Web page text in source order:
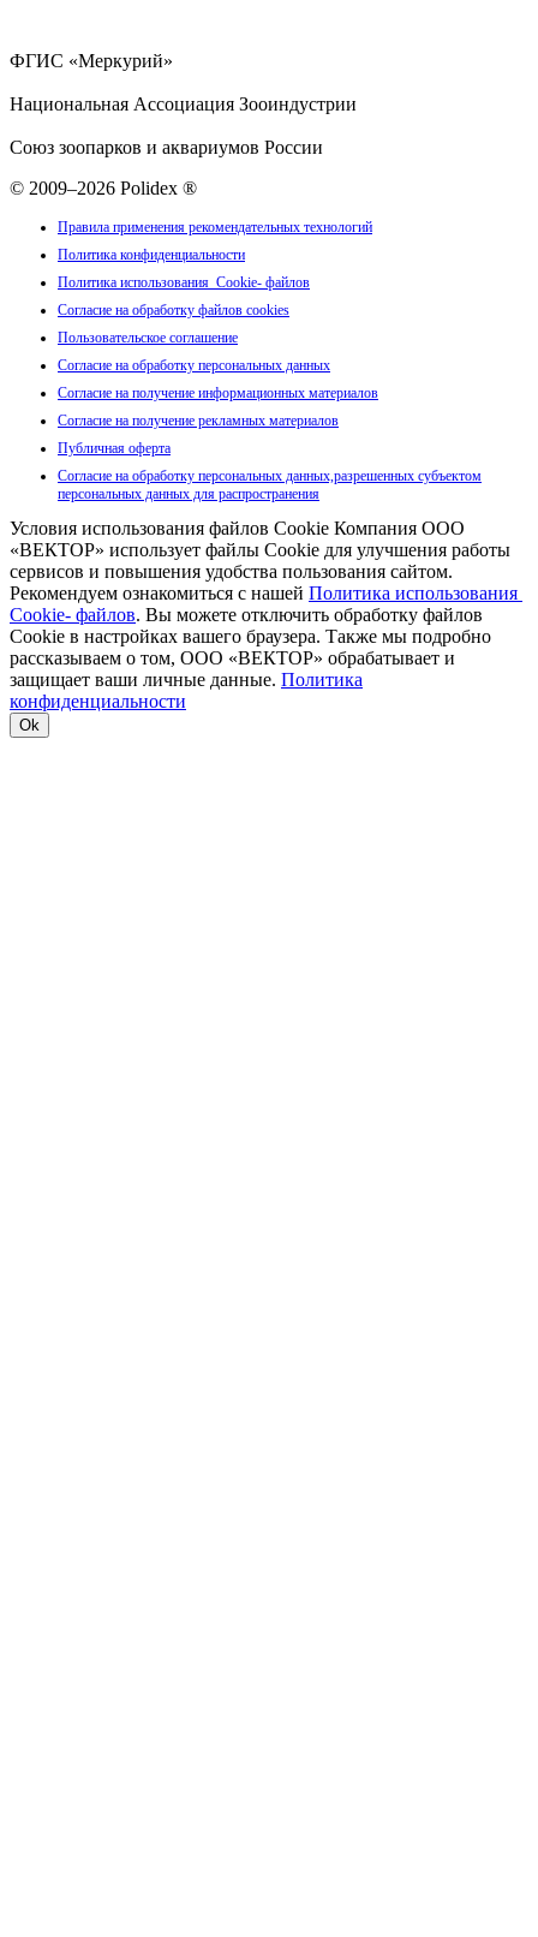
ФГИС «Меркурий»
Национальная Ассоциация Зооиндустрии
Союз зоопарков и аквариумов России
© 2009–2026 Polidex ®
Правила применения рекомендательных технологий
Политика конфиденциальности
Политика использования Cookie- файлов
Согласие на обработку файлов cookies
Пользовательское соглашение
Согласие на обработку персональных данных
Согласие на получение информационных материалов
Согласие на получение рекламных материалов
Публичная оферта
Согласие на обработку персональных данных,разрешенных субъектом
персональных данных для распространения
Условия использования файлов Cookie Компания ООО
«ВЕКТОР» использует файлы Cookie для улучшения работы
сервисов и повышения удобства пользования сайтом.
Рекомендуем ознакомиться с нашей Политика использования
Cookie- файлов. Вы можете отключить обработку файлов
Cookie в настройках вашего браузера. Также мы подробно
рассказываем о том, ООО «ВЕКТОР» обрабатывает и
защищает ваши личные данные. Политика
конфиденциальности
Ok